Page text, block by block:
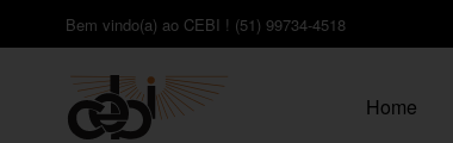
Bem vindo(a) ao CEBI ! (51) 99734-4518
Home